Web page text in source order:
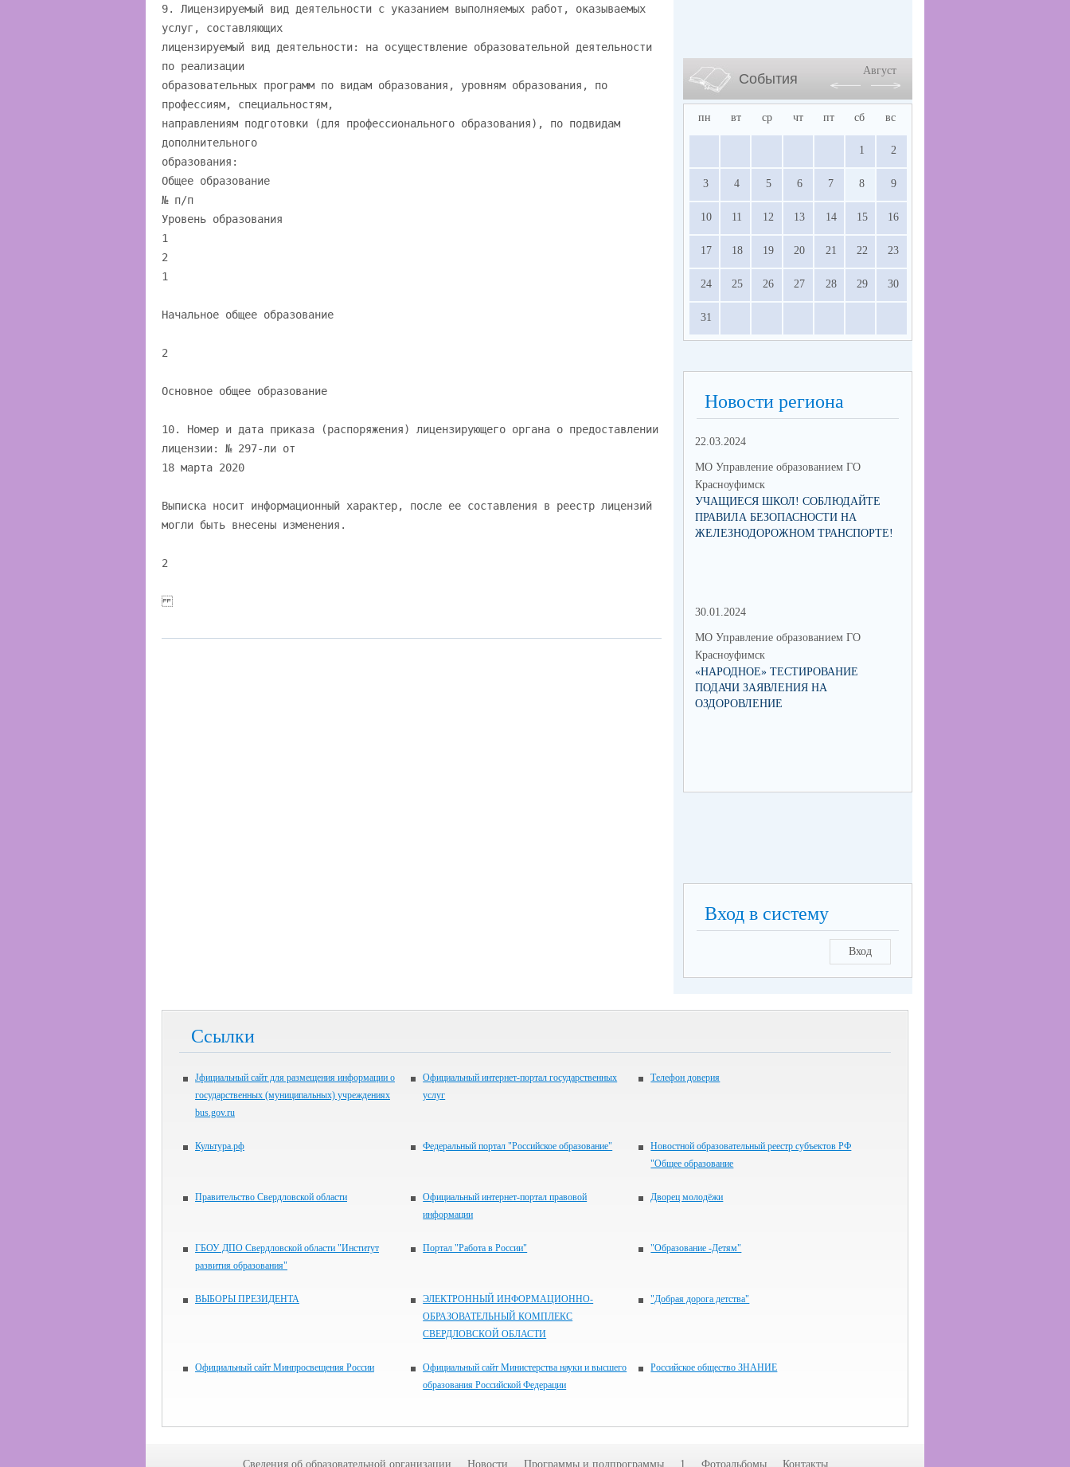
9. Лицензируемый вид деятельности с указанием выполняемых работ, оказываемых
услуг, составляющих
лицензируемый вид деятельности: на осуществление образовательной деятельности
по реализации
образовательных программ по видам образования, уровням образования, по
профессиям, специальностям,
направлениям подготовки (для профессионального образования), по подвидам
дополнительного
образования:
Общее образование
№ п/п
Уровень образования
1
2
1
Начальное общее образование
2
Основное общее образование
10. Номер и дата приказа (распоряжения) лицензирующего органа о предоставлении
лицензии: № 297-ли от
18 марта 2020
Выписка носит информационный характер, после ее составления в реестр лицензий
могли быть внесены изменения.
2
События
Август
пн вт ср чт пт сб вс
1 2
3 4 5 6 7 8 9
10 11 12 13 14 15 16
17 18 19 20 21 22 23
24 25 26 27 28 29 30
31
Новости региона
22.03.2024
МО Управление образованием ГО
Красноуфимск
УЧАЩИЕСЯ ШКОЛ! СОБЛЮДАЙТЕ
ПРАВИЛА БЕЗОПАСНОСТИ НА
ЖЕЛЕЗНОДОРОЖНОМ ТРАНСПОРТЕ!
30.01.2024
МО Управление образованием ГО
Красноуфимск
«НАРОДНОЕ» ТЕСТИРОВАНИЕ
ПОДАЧИ ЗАЯВЛЕНИЯ НА
ОЗДОРОВЛЕНИЕ
Вход в систему
Вход
Ссылки
Jфициальный сайт для размещения информации о
государственных (муниципальных) учреждениях
bus.gov.ru
Официальный интернет-портал государственных
услуг
Телефон доверия
Культура.рф Федеральный портал "Российское образование"
Новостной образовательный реестр субъектов РФ
"Общее образование
Правительство Свердловской области
Официальный интернет-портал правовой
информации
Дворец молодёжи
ГБОУ ДПО Свердловской области "Институт
развития образования"
Портал "Работа в России" "Образование -Детям"
ВЫБОРЫ ПРЕЗИДЕНТА
ЭЛЕКТРОННЫЙ ИНФОРМАЦИОННО-
ОБРАЗОВАТЕЛЬНЫЙ КОМПЛЕКС
СВЕРДЛОВСКОЙ ОБЛАСТИ
"Добрая дорога детства"
Официальный сайт Минпросвещения России
Официальный сайт Министерства науки и высшего
образования Российской Федерации
Российское общество ЗНАНИЕ
Сведения об образовательной организации Новости Программы и подпрограммы 1 Фотоальбомы Контакты